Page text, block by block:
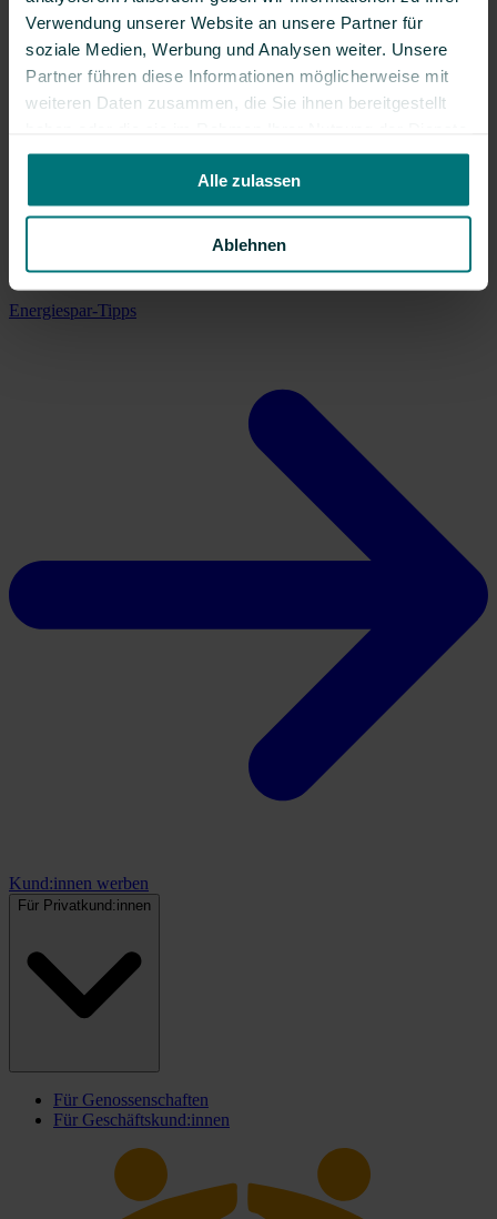
Verwendung unserer Website an unsere Partner für
soziale Medien, Werbung und Analysen weiter. Unsere
Partner führen diese Informationen möglicherweise mit
weiteren Daten zusammen, die Sie ihnen bereitgestellt
gesammelt haben.
Alle zulassen
Ablehnen
Energiespar-Tipps
Kund:innen werben
Für Privatkund:innen
Für Genossenschaften
Für Geschäftskund:innen